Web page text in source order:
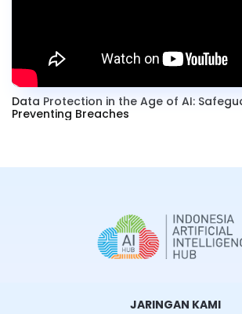
Data Protection in the Age of AI:
Preventing Breaches
JARINGAN KAMI